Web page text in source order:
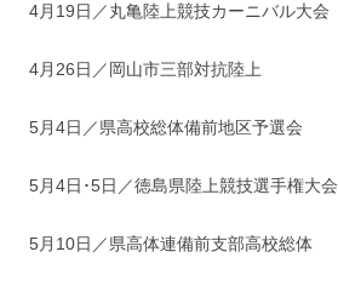
4月19日／丸亀陸上競技カーニバル大会
4月26日／岡山市三部対抗陸上
5月4日／県高校総体備前地区予選会
5月4日･5日／徳島県陸上競技選手権大会
5月10日／県高体連備前支部高校総体